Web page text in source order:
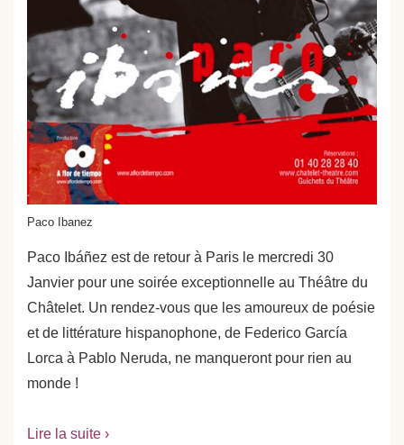
Paco Ibanez
Paco Ibáñez est de retour à Paris le mercredi 30
Janvier pour une soirée exceptionnelle au Théâtre du
Châtelet. Un rendez-vous que les amoureux de poésie
et de littérature hispanophone, de Federico García
Lorca à Pablo Neruda, ne manqueront pour rien au
monde !
Lire la suite ›